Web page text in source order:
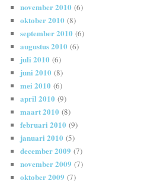
november 2010 (6)
oktober 2010 (8)
september 2010 (6)
augustus 2010 (6)
juli 2010 (6)
juni 2010 (8)
mei 2010 (6)
april 2010 (9)
maart 2010 (8)
februari 2010 (9)
januari 2010 (5)
december 2009 (7)
november 2009 (7)
oktober 2009 (7)